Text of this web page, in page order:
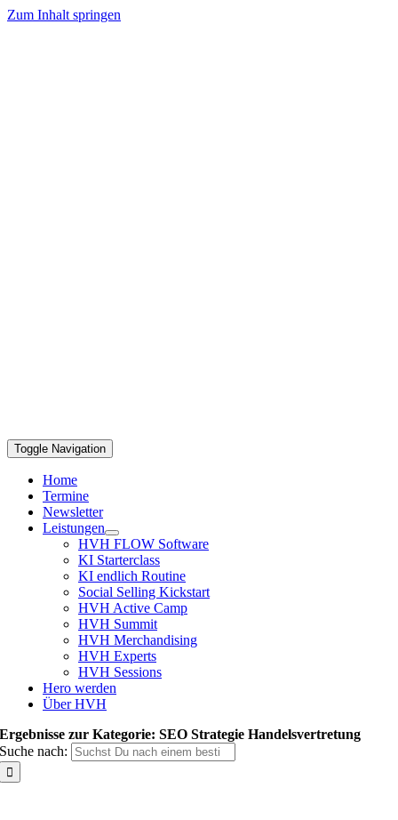
Zum Inhalt springen
Toggle Navigation
Home
Termine
Newsletter
Leistungen
HVH FLOW Software
KI Starterclass
KI endlich Routine
Social Selling Kickstart
HVH Active Camp
HVH Summit
HVH Merchandising
HVH Experts
HVH Sessions
Hero werden
Über HVH
Ergebnisse zur Kategorie: SEO Strategie Handelsvertretung
Suche nach: